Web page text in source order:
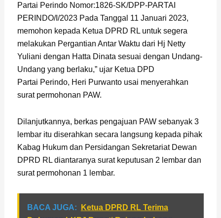
Partai Perindo Nomor:1826-SK/DPP-PARTAI
PERINDO/I/2023 Pada Tanggal 11 Januari 2023,
memohon kepada Ketua DPRD RL untuk segera
melakukan Pergantian Antar Waktu dari Hj Netty
Yuliani dengan Hatta Dinata sesuai dengan Undang-
Undang yang berlaku,” ujar Ketua DPD
Partai Perindo, Heri Purwanto usai menyerahkan
surat permohonan PAW.
Dilanjutkannya, berkas pengajuan PAW sebanyak 3
lembar itu diserahkan secara langsung kepada pihak
Kabag Hukum dan Persidangan Sekretariat Dewan
DPRD RL diantaranya surat keputusan 2 lembar dan
surat permohonan 1 lembar.
BACA JUGA:
Ketua DPRD RL Terima